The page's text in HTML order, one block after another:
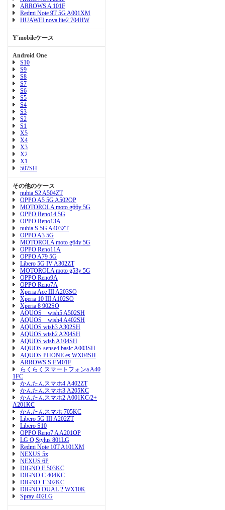
ARROWS A 101F
Redmi Note 9T 5G A001XM
HUAWEI nova lite2 704HW
Y'mobileケース
Android One
S10
S9
S8
S7
S6
S5
S4
S3
S2
S1
X5
X4
X3
X2
X1
507SH
その他のケース
nubia S2 A504ZT
OPPO A5 5G A502OP
MOTOROLA moto g66y 5G
OPPO Reno14 5G
OPPO Reno13A
nubia S 5G A403ZT
OPPO A3 5G
MOTOROLA moto g64y 5G
OPPO Reno11A
OPPO A79 5G
Libero 5G IV A302ZT
MOTOROLA moto g53y 5G
OPPO Reno9A
OPPO Reno7A
Xperia Ace III A203SO
Xperia 10 III A102SO
Xperia 8 902SO
AQUOS wish5 A502SH
AQUOS wish4 A402SH
AQUOS wish3 A302SH
AQUOS wish2 A204SH
AQUOS wish A104SH
AQUOS sense4 basic A003SH
AQUOS PHONE es WX04SH
ARROWS S EM01F
らくらくスマートフォンa A40
1FC
かんたんスマホ4 A402ZT
かんたんスマホ3 A205KC
かんたんスマホ2 A001KC/2+
A201KC
かんたんスマホ 705KC
Libero 5G III A202ZT
Libero S10
OPPO Reno7 A A201OP
LG Q Stylus 801LG
Redmi Note 10T A101XM
NEXUS 5x
NEXUS 6P
DIGNO E 503KC
DIGNO C 404KC
DIGNO T 302KC
DIGNO DUAL 2 WX10K
Spray 402LG